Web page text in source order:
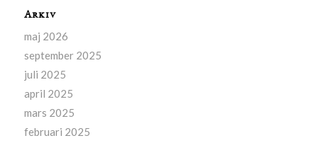
Arkiv
maj 2026
september 2025
juli 2025
april 2025
mars 2025
februari 2025